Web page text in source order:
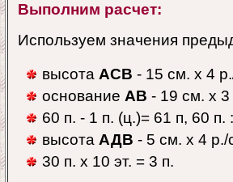
Выполним расчет:
Используем значения
высота АСВ - 15 см. х 4
основание АВ - 19 см. х
60 п. - 1 п. (ц.)= 61 п, 60 п.
высота АДВ - 5 см. х 4 р./
30 п. х 10 эт. = 3 п.